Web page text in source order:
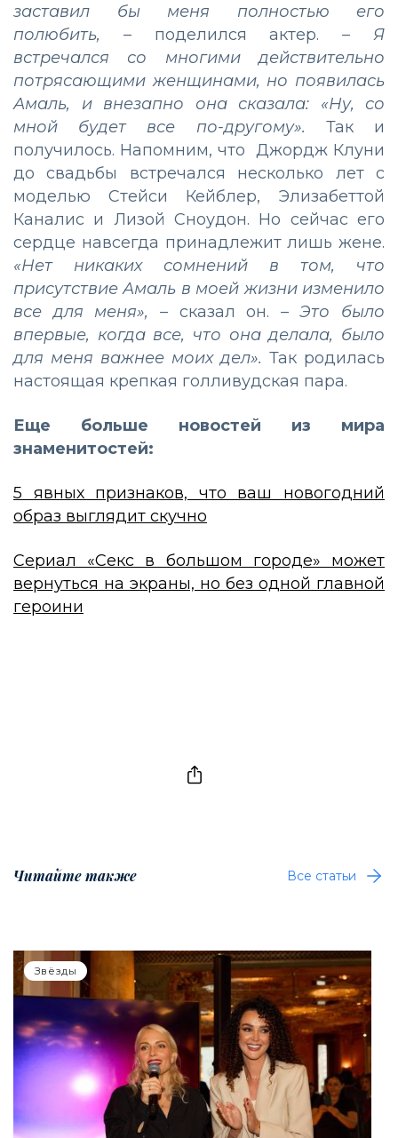
заставил бы меня полностью его
полюбить,
–поделился актер. – Я
встречался со многими действительно
потрясающими женщинами, но появилась
Амаль, и внезапно она сказала: «Ну, со
мной будет все по-другому». Так и
получилось. Напомним, что Джордж Клуни
до свадьбы встречался несколько лет с
моделью Стейси Кейблер, Элизабеттой
Каналис и Лизой Сноудон. Но сейчас его
сердце навсегда принадлежит лишь жене.
«Нет никаких сомнений в том, что
присутствие Амаль в моей жизни изменило
все для меня»,
–сказал он. – Это
было
впервые, когда все, что она делала, было
для меня важнее моих дел». Так родилась
настоящая крепкая голливудская пара.
Еще больше новостей из мира
знаменитостей:
5 явных признаков, что ваш новогодний
образ выглядит скучно
Сериал «Секс в большом городе» может
вернуться на экраны, но без одной главной
героини
Читайте также Все статьи